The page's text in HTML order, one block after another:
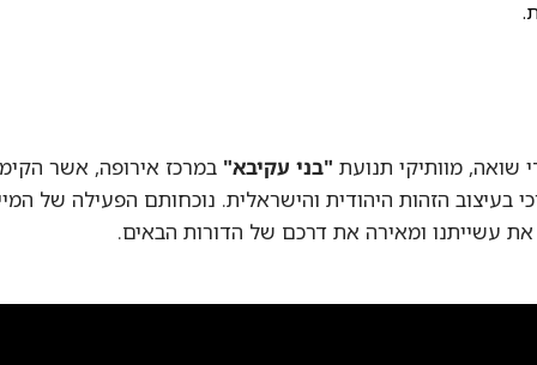
מוותיקי תנועת"בני עקיבא"במרכז אירופה, אשר הקימו
הזהות היהודית והישראלית. נוכחותם הפעילה של
ומאירה את דרכם של הדורות הבאים.